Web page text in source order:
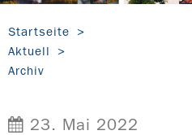
Startseite
Aktuell
Archiv
23. Mai 2022